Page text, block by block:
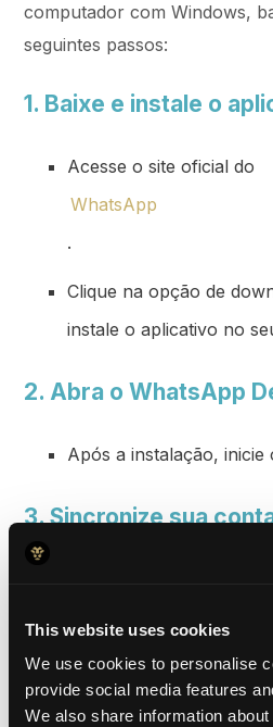
This website uses cookies
We use cookies to personalise
provide social media features
We also share information
computador com Windows,
seguintes passos:
1. Baixe e instale o
Acesse o site oficial do
WhatsApp
.
Clique na opção de
instale o aplicativo no
2. Abra o WhatsApp
Após a instalação, inicie
3. Sincronize sua
Vá em Configurações
Android) e selecione